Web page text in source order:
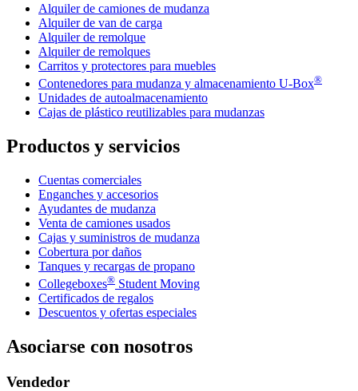
Alquiler de camiones de mudanza
Alquiler de van de carga
Alquiler de remolque
Alquiler de remolques
Carritos y protectores para muebles
Contenedores para mudanza y almacenamiento U-Box®
Unidades de autoalmacenamiento
Cajas de plástico reutilizables para mudanzas
Productos y servicios
Cuentas comerciales
Enganches y accesorios
Ayudantes de mudanza
Venta de camiones usados
Cajas y suministros de mudanza
Cobertura por daños
Tanques y recargas de propano
Collegeboxes® Student Moving
Certificados de regalos
Descuentos y ofertas especiales
Asociarse con nosotros
Vendedor